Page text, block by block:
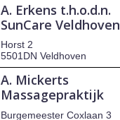
A. Erkens t.h.o.d.n.
SunCare Veldhoven
Horst 2
5501DN Veldhoven
A. Mickerts
Massagepraktijk
Burgemeester Coxlaan 3